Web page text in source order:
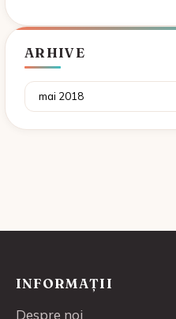
ARHIVE
Arhive
INFORMAȚII
Despre noi